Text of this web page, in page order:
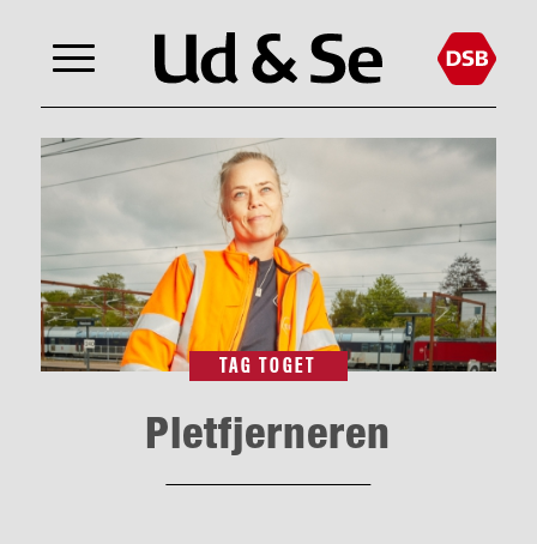
TAG TOGET
Pletfjerneren